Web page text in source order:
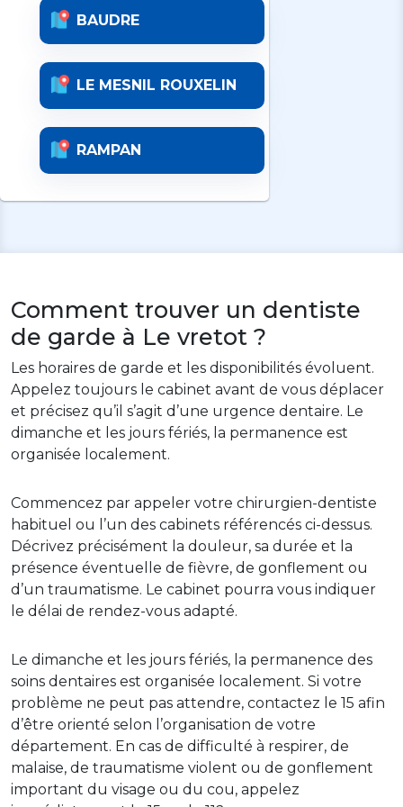
BAUDRE
LE MESNIL ROUXELIN
RAMPAN
Comment trouver un dentiste
de garde à Le vretot ?
Les horaires de garde et les disponibilités évoluent.
Appelez toujours le cabinet avant de vous déplacer
et précisez qu’il s’agit d’une urgence dentaire. Le
dimanche et les jours fériés, la permanence est
organisée localement.
Commencez par appeler votre chirurgien-dentiste
habituel ou l’un des cabinets référencés ci-dessus.
Décrivez précisément la douleur, sa durée et la
présence éventuelle de fièvre, de gonflement ou
d’un traumatisme. Le cabinet pourra vous indiquer
le délai de rendez-vous adapté.
Le dimanche et les jours fériés, la permanence des
soins dentaires est organisée localement. Si votre
problème ne peut pas attendre, contactez le 15 afin
d’être orienté selon l’organisation de votre
département. En cas de difficulté à respirer, de
malaise, de traumatisme violent ou de gonflement
important du visage ou du cou, appelez